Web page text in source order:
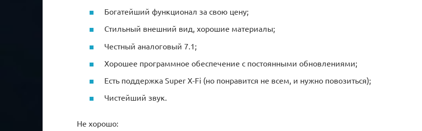
Богатейший функционал за свою цену;
Стильный внешний вид, хорошие материалы;
Честный аналоговый 7.1;
Хорошее программное обеспечение с постоянными обновлениями;
Есть поддержка Super X-Fi (но понравится не всем, и нужно повозиться);
Чистейший звук.
Не хорошо: